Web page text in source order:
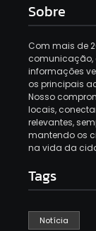
Sobre
Com mais de
comunicação,
informações
os principais
Nosso
locais,
relevantes,
mantendo os
na vida da
Tags
Notícia